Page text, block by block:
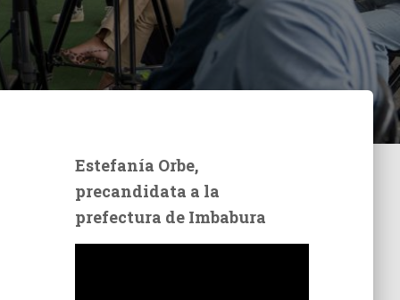
Estefanía Orbe,
precandidata a la
prefectura de Imbabura